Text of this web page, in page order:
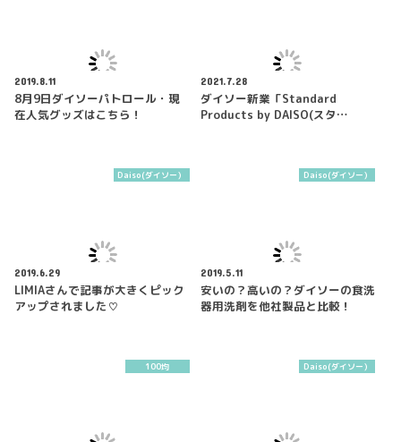
2019.8.11
8月9日ダイソーパトロール・現
在人気グッズはこちら！
2021.7.28
ダイソー新業「Standard
Products by DAISO(スタ…
Daiso(ダイソー）
2019.6.29
LIMIAさんで記事が大きくピック
アップされました♡
Daiso(ダイソー）
2019.5.11
安いの？高いの？ダイソーの食洗
器用洗剤を他社製品と比較！
100均 Daiso(ダイソー）